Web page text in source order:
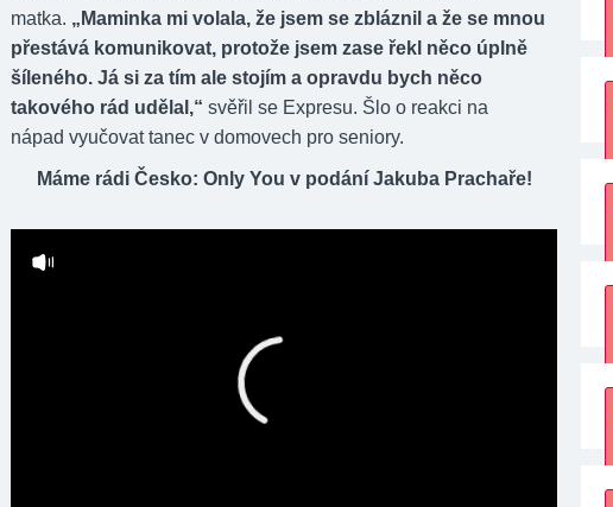
matka. „Maminka mi volala, že jsem se zbláznil a že se mnou
přestává komunikovat, protože jsem zase řekl něco úplně
šíleného. Já si za tím ale stojím a opravdu bych něco
takového rád udělal,“ svěřil se Expresu. Šlo o reakci na
nápad vyučovat tanec v domovech pro seniory.
Máme rádi Česko: Only You v podání Jakuba Prachaře!